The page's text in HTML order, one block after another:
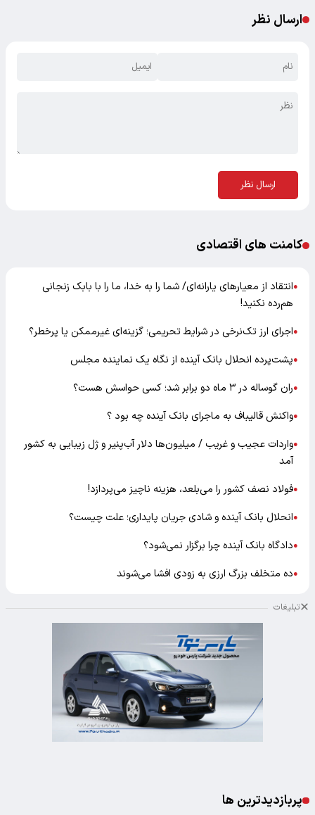
ارسال نظر
ارسال نظر
کامنت های اقتصادی
●انتقاد از معیارهای یارانه‌ای/ شما را به خدا، ما را با بابک زنجانی
هم‌رده نکنید!
●اجرای ارز تک‌نرخی در شرایط تحریمی؛ گزینه‌ای غیرممکن یا پرخطر؟
●پشت‌پرده انحلال بانک آینده از نگاه یک نماینده مجلس
●ران گوساله در ۳ ماه دو برابر شد؛ کسی حواسش هست؟
●واکنش قالیباف به ماجرای بانک آینده چه بود ؟
●واردات عجیب و غریب / میلیون‌ها دلار آب‌پنیر و ژل زیبایی به کشور
آمد
●فولاد نصف کشور را می‌بلعد، هزینه ناچیز می‌پردازد!
●انحلال بانک آینده و شادی جریان پایداری؛ علت چیست؟
●دادگاه بانک آینده چرا برگزار نمی‌شود؟
●ده متخلف بزرگ ارزی به زودی افشا می‌شوند
تبلیغات
پربازدیدترین ها